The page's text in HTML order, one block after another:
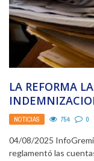
LA REFORMA
REGLAMENTÓ
BANCARIAS ...
NOTICIAS 754 0
04/08/2025
reglamentó las